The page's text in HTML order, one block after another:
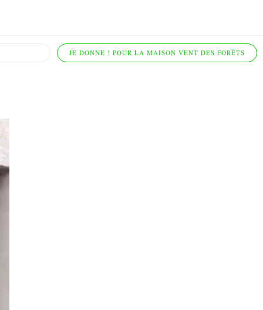
JE DONNE ! POUR LA MAISON VENT DES FORÊTS